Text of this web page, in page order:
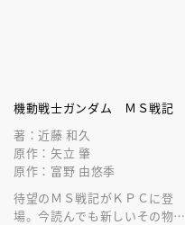
機動戦士ガンダム ＭＳ戦記
著：近藤 和久
原作：矢立 肇
原作：富野 由悠季
待望のＭＳ戦記がＫＰＣに登
場。今読んでも新しいその物語